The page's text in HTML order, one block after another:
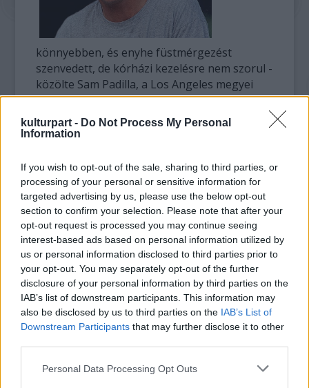
kulturpart - Do Not Process My Personal
Information
If you wish to opt-out of the sale, sharing to third parties, or
processing of your personal or sensitive information for
targeted advertising by us, please use the below opt-out
section to confirm your selection. Please note that after your
opt-out request is processed you may continue seeing
interest-based ads based on personal information utilized by
us or personal information disclosed to third parties prior to
your opt-out. You may separately opt-out of the further
disclosure of your personal information by third parties on the
IAB’s list of downstream participants. This information may
also be disclosed by us to third parties on the IAB’s List of
Downstream Participants that may further disclose it to other
Please note that this website/app uses one or more Google
Personal Data Processing Opt Outs
könnyebben, és enyhe füstmérgezést
szenvedett, de kórházi kezelésre nem szorul -
közölte Sam Padilla, a Los Angeles megyei
tűzoltóság illetékese.
A tüzet rövidzárlat okozta a nappaliban. A
ablakot, hogy elmeneküljön a lángok elől. A
kár becslések szerint 1,5 millió dollár.
Nick Nolte többek között A kisvárosi
gyilkosság, Hullámok hercege, Trópusi vihar
vagy a Koldusbottal Beverly Hillsben című
filmekben játszott.
Film Hollywoodi filmipar